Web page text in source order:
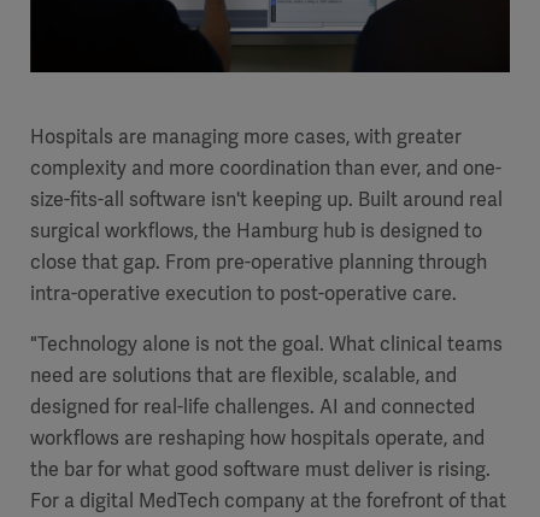
Hospitals are managing more cases, with greater
complexity and more coordination than ever, and one-
size-fits-all software isn't keeping up. Built around real
surgical workflows, the Hamburg hub is designed to
close that gap. From pre-operative planning through
intra-operative execution to post-operative care.
"Technology alone is not the goal. What clinical teams
need are solutions that are flexible, scalable, and
designed for real-life challenges. AI and connected
workflows are reshaping how hospitals operate, and
the bar for what good software must deliver is rising.
For a digital MedTech company at the forefront of that